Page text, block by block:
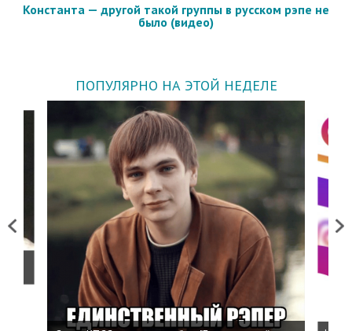
Константа — другой такой группы в русском рэпе не
было (видео)
ПОПУЛЯРНО НА ЭТОЙ НЕДЕЛЕ
Previous Next